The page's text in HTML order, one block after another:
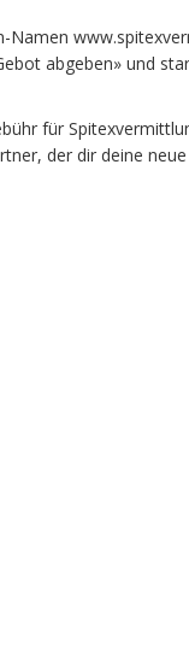
abgeben» und
für
der dir deine